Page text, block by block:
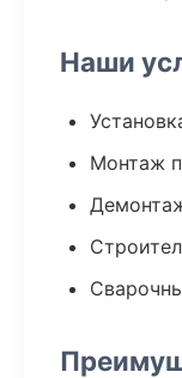
Наши
Монтаж